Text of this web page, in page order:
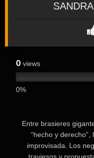
0 views
0%
Entre brasieres
“hecho y
improvisada. Los